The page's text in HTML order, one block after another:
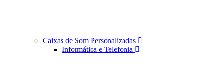
Caixas de Som Personalizadas
Informática e Telefonia